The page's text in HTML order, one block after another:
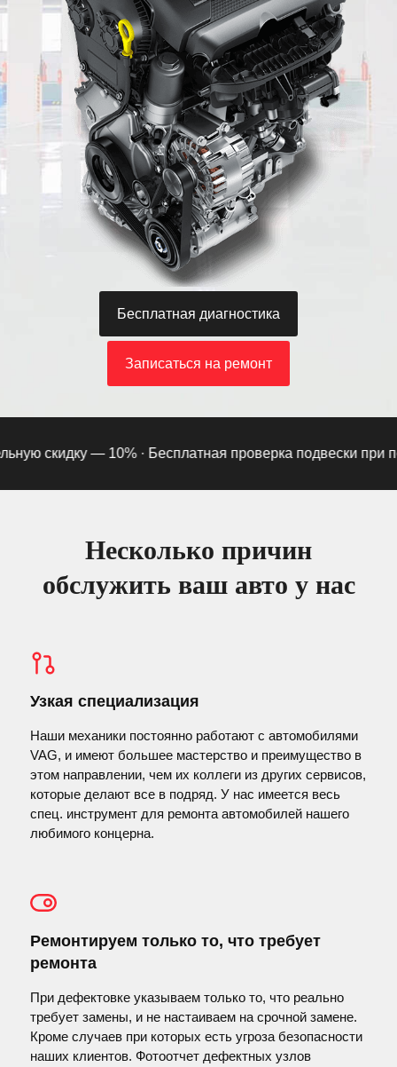
Симонова
Кудровский
Бесплатная диагностика
Записаться на ремонт
скидку — 10% ·Бесплатная проверка подвески при
Несколько причин
обслужить ваш авто у нас
Узкая специализация
Наши механики постоянно работают с автомобилями
VAG, и имеют большее мастерство и преимущество в
этом направлении, чем их коллеги из других сервисов,
которые делают все в подряд. У нас имеется весь
спец. инструмент для ремонта автомобилей нашего
любимого концерна.
Ремонтируем только то, что требует
ремонта
При дефектовке указываем только то, что реально
требует замены, и не настаиваем на срочной замене.
Кроме случаев при которых есть угроза безопасности
наших клиентов. Фотоотчет дефектных узлов